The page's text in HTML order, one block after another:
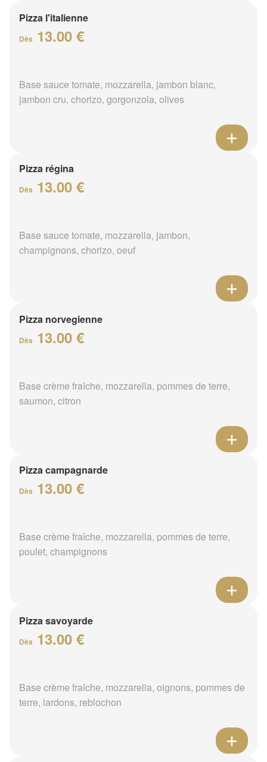
Pizza l'italienne
Dès 13.00 €
Base sauce tomate, mozzarella, jambon blanc,
jambon cru, chorizo, gorgonzola, olives
Pizza régina
Dès 13.00 €
Base sauce tomate, mozzarella, jambon,
champignons, chorizo, oeuf
Pizza norvegienne
Dès 13.00 €
Base crème fraîche, mozzarella, pommes de terre,
saumon, citron
Pizza campagnarde
Dès 13.00 €
Base crème fraîche, mozzarella, pommes de terre,
poulet, champignons
Pizza savoyarde
Dès 13.00 €
Base crème fraîche, mozzarella, oignons, pommes de
terre, lardons, reblochon